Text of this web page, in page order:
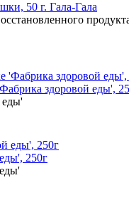
50 г. Гала-Гала
здоровой еды',
еды'
250г